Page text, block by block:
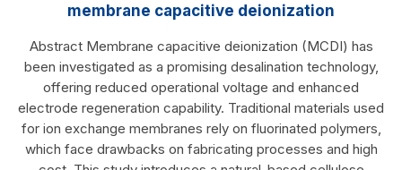
membrane capacitive deionization
Abstract Membrane capacitive deionization (MCDI) has
been investigated as a promising desalination technology,
offering reduced operational voltage and enhanced
electrode regeneration capability. Traditional materials used
for ion exchange membranes rely on fluorinated polymers,
which face drawbacks on fabricating processes and high